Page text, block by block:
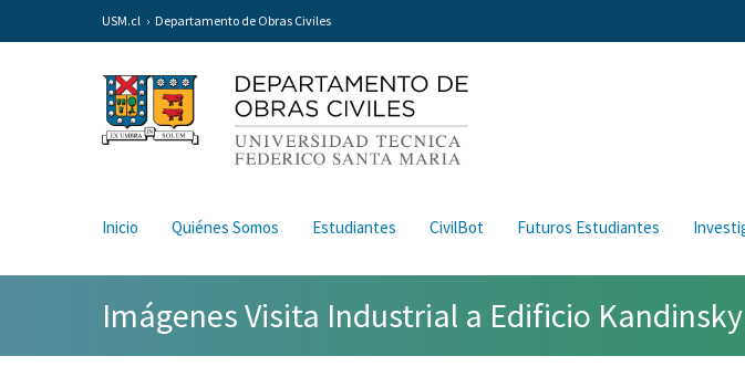
USM.cl Departamento de Obras Civiles
Inicio Quiénes Somos Estudiantes CivilBot Futuros Estudiantes
Imágenes Visita Industrial a Edificio